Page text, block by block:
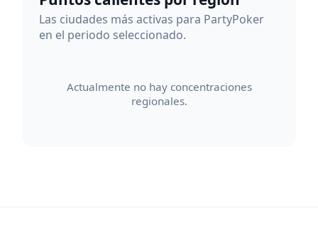
Las ciudades más activas para PartyPoker
en el periodo seleccionado.
Actualmente no hay concentraciones
regionales.